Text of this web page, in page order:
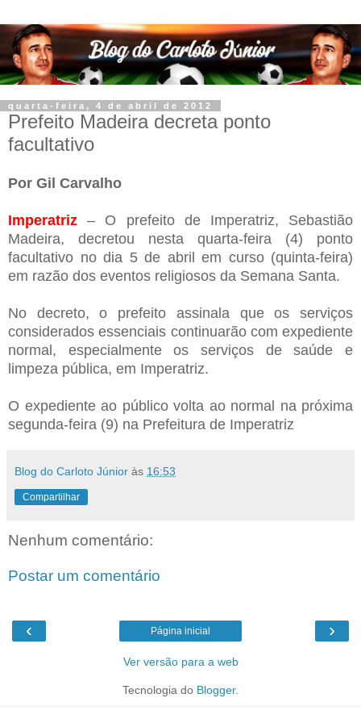
quarta-feira, 4 de abril de 2012
Prefeito Madeira decreta ponto
facultativo
Por Gil Carvalho
Imperatriz– O prefeito de Imperatriz, Sebastião
Madeira, decretou nesta quarta-feira (4) ponto
facultativo no dia 5 de abril em curso (quinta-feira)
em razão dos eventos religiosos da Semana Santa.
No decreto, o prefeito assinala que os serviços
considerados essenciais continuarão com expediente
normal, especialmente os serviços de saúde e
limpeza pública, em Imperatriz.
O expediente ao público volta ao normal na próxima
segunda-feira (9) na Prefeitura de Imperatriz
Blog do Carloto Júnior às 16:53
Compartilhar
Nenhum comentário:
Postar um comentário
‹ ›
Página inicial
Ver versão para a web
Tecnologia do Blogger.